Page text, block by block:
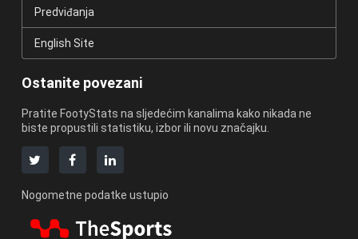
Predviđanja
English Site
Ostanite povezani
Pratite FootyStats na sljedećim kanalima kako nikada ne
biste propustili statistiku, izbor ili novu značajku.
Nogometne podatke ustupio